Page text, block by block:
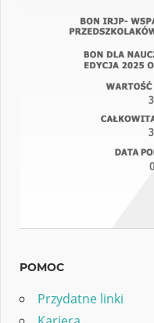
POMOC
Przydatne linki